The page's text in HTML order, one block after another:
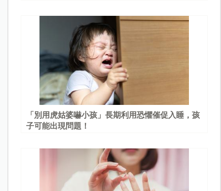
「別用虎姑婆嚇小孩」長期利用恐懼催促入睡，孩
子可能出現問題！